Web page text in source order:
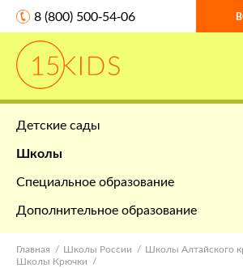
8 (800) 500-54-06
Детские сады
Школы
Специальное образование
Дополнительное образование
Главная Школы России
Школы Алтайского
Школы Крючки